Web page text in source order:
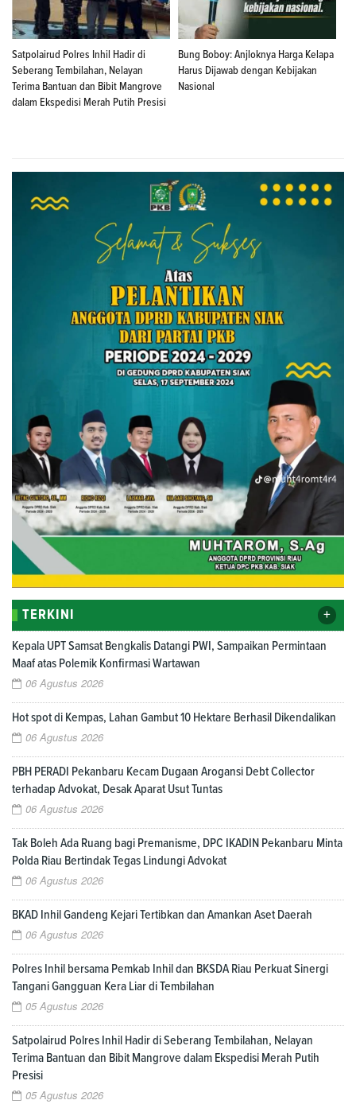
Satpolairud Polres Inhil Hadir di
Seberang Tembilahan, Nelayan
Terima Bantuan dan Bibit Mangrove
dalam Ekspedisi Merah Putih Presisi
Bung Boboy: Anjloknya Harga Kelapa
Harus Dijawab dengan Kebijakan
Nasional
TERKINI +
Kepala UPT Samsat Bengkalis Datangi PWI, Sampaikan Permintaan
Maaf atas Polemik Konfirmasi Wartawan
06 Agustus 2026
Hot spot di Kempas, Lahan Gambut 10 Hektare Berhasil Dikendalikan
06 Agustus 2026
PBH PERADI Pekanbaru Kecam Dugaan Arogansi Debt Collector
terhadap Advokat, Desak Aparat Usut Tuntas
06 Agustus 2026
Tak Boleh Ada Ruang bagi Premanisme, DPC IKADIN Pekanbaru Minta
Polda Riau Bertindak Tegas Lindungi Advokat
06 Agustus 2026
BKAD Inhil Gandeng Kejari Tertibkan dan Amankan Aset Daerah
06 Agustus 2026
Polres Inhil bersama Pemkab Inhil dan BKSDA Riau Perkuat Sinergi
Tangani Gangguan Kera Liar di Tembilahan
05 Agustus 2026
Satpolairud Polres Inhil Hadir di Seberang Tembilahan, Nelayan
Terima Bantuan dan Bibit Mangrove dalam Ekspedisi Merah Putih
Presisi
05 Agustus 2026